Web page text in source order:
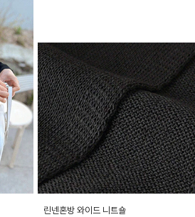
린넨혼방 와이드 니트숄